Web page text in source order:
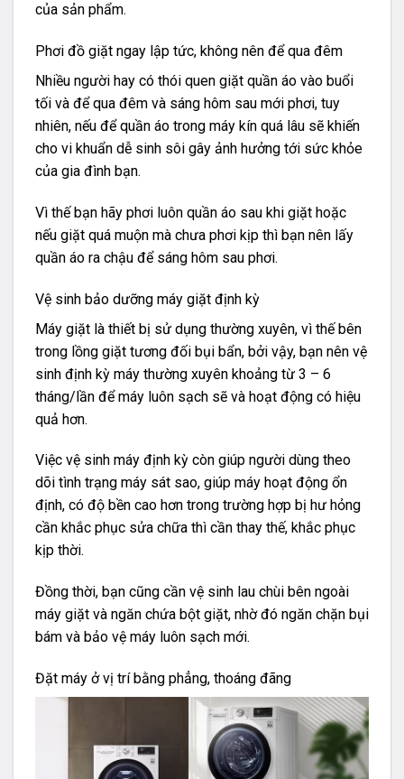
của sản phẩm.
Phơi đồ giặt ngay lập tức, không nên để qua đêm
Nhiều người hay có thói quen giặt quần áo vào buổi
tối và để qua đêm và sáng hôm sau mới phơi, tuy
nhiên, nếu để quần áo trong máy kín quá lâu sẽ khiến
cho vi khuẩn dễ sinh sôi gây ảnh hưởng tới sức khỏe
của gia đình bạn.
Vì thế bạn hãy phơi luôn quần áo sau khi giặt hoặc
nếu giặt quá muộn mà chưa phơi kịp thì bạn nên lấy
quần áo ra chậu để sáng hôm sau phơi.
Vệ sinh bảo dưỡng máy giặt định kỳ
Máy giặt là thiết bị sử dụng thường xuyên, vì thế bên
trong lồng giặt tương đối bụi bẩn, bởi vậy, bạn nên vệ
sinh định kỳ máy thường xuyên khoảng từ 3 – 6
tháng/lần để máy luôn sạch sẽ và hoạt động có hiệu
quả hơn.
Việc vệ sinh máy định kỳ còn giúp người dùng theo
dõi tình trạng máy sát sao, giúp máy hoạt động ổn
định, có độ bền cao hơn trong trường hợp bị hư hỏng
cần khắc phục sửa chữa thì cần thay thế, khắc phục
kịp thời.
Đồng thời, bạn cũng cần vệ sinh lau chùi bên ngoài
máy giặt và ngăn chứa bột giặt, nhờ đó ngăn chặn bụi
bám và bảo vệ máy luôn sạch mới.
Đặt máy ở vị trí bằng phẳng, thoáng đãng